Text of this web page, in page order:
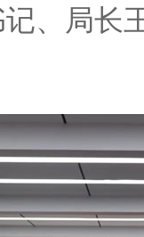
、局长